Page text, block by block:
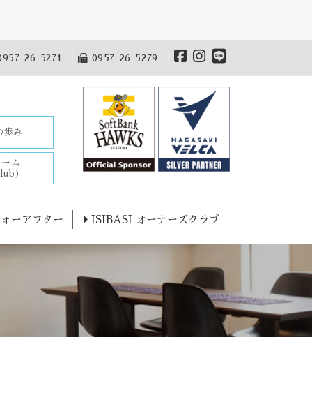
26-5271 0957-26-5279
み
ム
ーアフター ISIBASI オーナーズクラブ